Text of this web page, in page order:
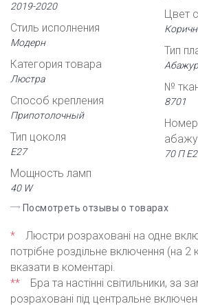
2019-2020
Стиль исполнения
Модерн
Категория товара
Люстра
Способ крепления
Припотолочный
Тип цоколя
Е27
Мощность ламп
40 W
Цвет
Тип
Абажур
№
8701
Номер
70 П
Посмотреть отзывы о товарах
*
Люстри розраховані на одне
потрібне роздільне включення (на 2
вказати в коментарі.
**
Бра та настінні світильники, за
розраховані під центральне